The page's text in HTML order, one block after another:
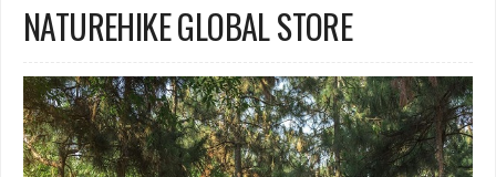
NATUREHIKE GLOBAL STORE